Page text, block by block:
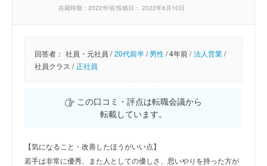
在籍時期：2022年頃/投稿日： 2022年6月10日
回答者： 社員・元社員 / 20代前半/男性/4年前 / 法人営業/
社員クラス / 正社員
この口コミ・評点は転職会議から
転載しています。
【気になること・改善したほうがいい点】
若手は非常に優秀、また人としての優しさ、思いやりを持った方が